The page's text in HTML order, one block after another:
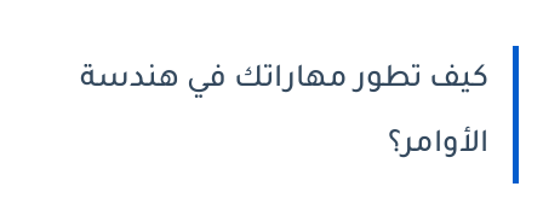
كيف تطور مهاراتك في هندسة
الأوامر؟